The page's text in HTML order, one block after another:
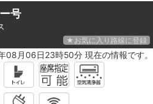
号
★お気に入り路線に登録
08月06日23時50分 現在の情報です。